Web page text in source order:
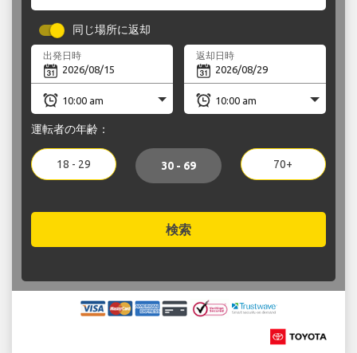
同じ場所に返却
出発日時 返却日時
運転者の年齢：
18 - 29 30 - 69 70+
検索